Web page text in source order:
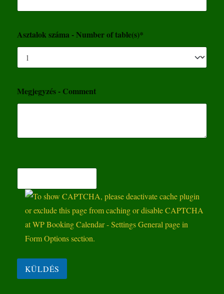
Asztalok száma - Number of table(s)*
Megjegyzés - Comment